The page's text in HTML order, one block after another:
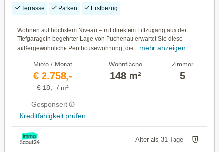
Terrasse Parken Erstbezug
Wohnen auf höchstem Niveau – mit direktem Liftzugang aus der
TiefgarageIn begehrter Lage von Puchenau erwartet Sie diese
außergewöhnliche Penthousewohnung, die...
mehr anzeigen
Miete / Monat
€ 2.758,-
€ 18,- / m²
Gesponsert
Kreditfähigkeit prüfen
Wohnfläche
148 m²
Zimmer
5
Älter als 31 Tage